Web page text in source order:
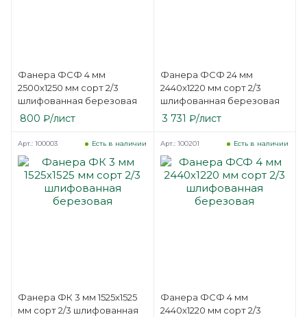
Фанера ФСФ 4 мм
2500х1250 мм сорт 2/3
шлифованная березовая
800 ₽/лист
Фанера ФСФ 24 мм
2440х1220 мм сорт 2/3
шлифованная березовая
3 731 ₽/лист
Фанера ФК 3 мм 1525х1525
мм сорт 2/3 шлифованная
Есть в наличии
Арт.: 100003
Фанера ФСФ 4 мм
2440х1220 мм сорт 2/3
Есть в наличии
Арт.: 100201